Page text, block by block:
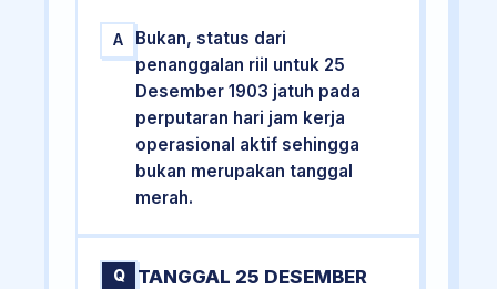
A
Bukan, status dari
penanggalan riil untuk 25
Desember 1903 jatuh pada
perputaran hari jam kerja
operasional aktif sehingga
bukan merupakan tanggal
merah.
Q
TANGGAL 25 DESEMBER